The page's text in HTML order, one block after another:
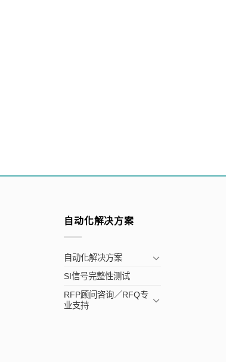
自动化解决方案
自动化解决方案
SI信号完整性测试
RFP顾问咨询／RFQ专
业支持